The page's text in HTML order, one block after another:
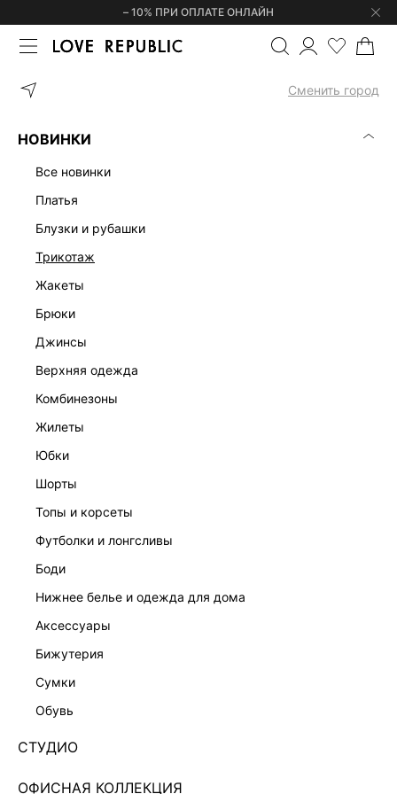
– 10% ПРИ ОПЛАТЕ ОНЛАЙН
Сменить город
НОВИНКИ
все новинки
платья
блузки и рубашки
трикотаж
жакеты
брюки
джинсы
верхняя одежда
комбинезоны
жилеты
юбки
шорты
топы и корсеты
футболки и лонгсливы
боди
нижнее белье и одежда для дома
аксессуары
бижутерия
сумки
обувь
СТУДИО
ОФИСНАЯ КОЛЛЕКЦИЯ
ГЛАВНАЯ ПЕЛЕРИНА С ВЫШИВКОЙ
ВЕЧЕРНЯЯ КОЛЛЕКЦИЯ
ПЕЛЕРИНА С ВЫШИВКОЙ БИСЕРОМ 544215030-
Нет в наличии